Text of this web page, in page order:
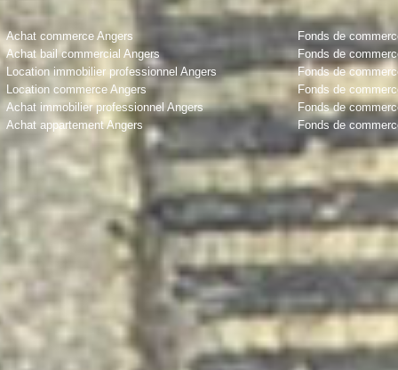
Achat commerce Angers
Achat bail commercial Angers
Location immobilier professionnel Angers
Location commerce Angers
Achat immobilier professionnel Angers
Achat appartement Angers
Fonds de
Fonds de
Fonds de
Fonds de
Fonds de
Fonds de